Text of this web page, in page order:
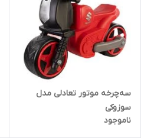
سه‌چرخه موتور تعادلی مدل
سوزوکی
ناموجود